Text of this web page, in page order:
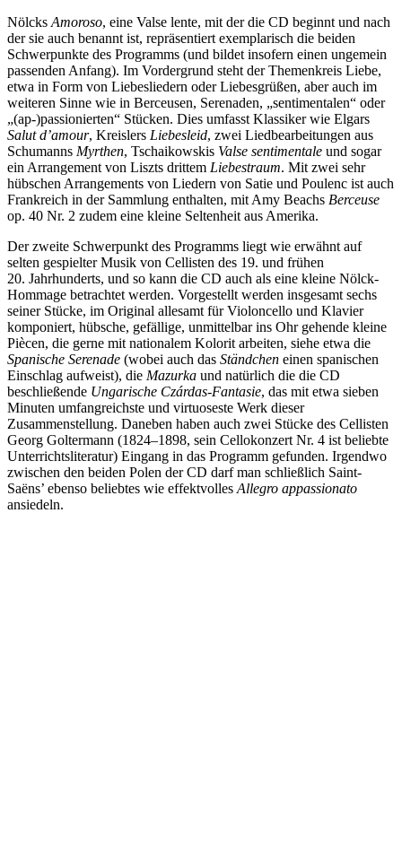
Nölcks Amoroso, eine Valse lente, mit der die CD beginnt und nach
der sie auch benannt ist, repräsentiert exemplarisch die beiden
Schwerpunkte des Programms (und bildet insofern einen ungemein
passenden Anfang). Im Vordergrund steht der Themenkreis Liebe,
etwa in Form von Liebesliedern oder Liebesgrüßen, aber auch im
weiteren Sinne wie in Berceusen, Serenaden, „sentimentalen“ oder
„(ap-)passionierten“ Stücken. Dies umfasst Klassiker wie Elgars
Salut d’amour, Kreislers Liebesleid, zwei Liedbearbeitungen aus
Schumanns Myrthen, Tschaikowskis Valse sentimentale und sogar
ein Arrangement von Liszts drittem Liebestraum. Mit zwei sehr
hübschen Arrangements von Liedern von Satie und Poulenc ist auch
Frankreich in der Sammlung enthalten, mit Amy Beachs Berceuse
op. 40 Nr. 2 zudem eine kleine Seltenheit aus Amerika.
Der zweite Schwerpunkt des Programms liegt wie erwähnt auf
selten gespielter Musik von Cellisten des 19. und frühen
20. Jahrhunderts, und so kann die CD auch als eine kleine Nölck-
Hommage betrachtet werden. Vorgestellt werden insgesamt sechs
seiner Stücke, im Original allesamt für Violoncello und Klavier
komponiert, hübsche, gefällige, unmittelbar ins Ohr gehende kleine
Piècen, die gerne mit nationalem Kolorit arbeiten, siehe etwa die
Spanische Serenade (wobei auch das Ständchen einen spanischen
Einschlag aufweist), die Mazurka und natürlich die die CD
beschließende Ungarische Czárdas-Fantasie, das mit etwa sieben
Minuten umfangreichste und virtuoseste Werk dieser
Zusammenstellung. Daneben haben auch zwei Stücke des Cellisten
Georg Goltermann (1824–1898, sein Cellokonzert Nr. 4 ist beliebte
Unterrichtsliteratur) Eingang in das Programm gefunden. Irgendwo
zwischen den beiden Polen der CD darf man schließlich Saint-
Saëns’ ebenso beliebtes wie effektvolles Allegro appassionato
ansiedeln.